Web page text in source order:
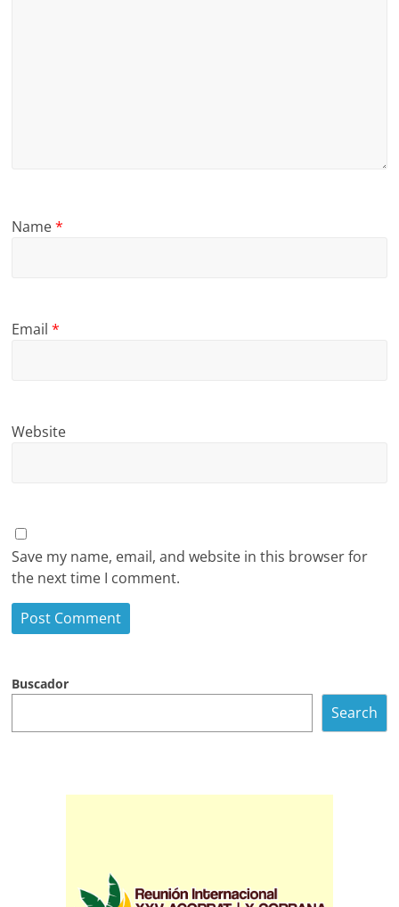
Name*
Email*
Website
Save my name, email, and website in this browser for
the next time I comment.
Buscador
Search